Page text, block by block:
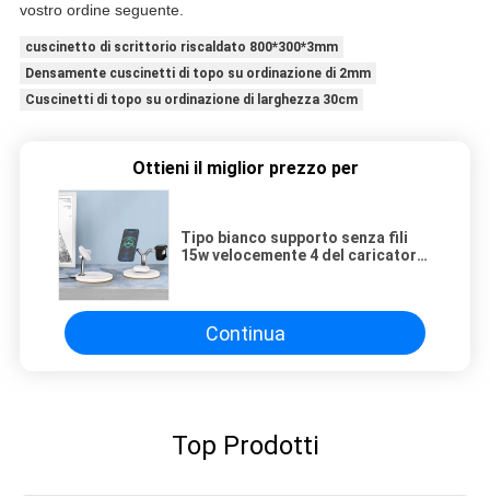
vostro ordine seguente.
cuscinetto di scrittorio riscaldato 800*300*3mm
Densamente cuscinetti di topo su ordinazione di 2mm
Cuscinetti di topo su ordinazione di larghezza 30cm
Ottieni il miglior prezzo per
Tipo bianco supporto senza fili
15w velocemente 4 del caricatore
Continua
Top Prodotti